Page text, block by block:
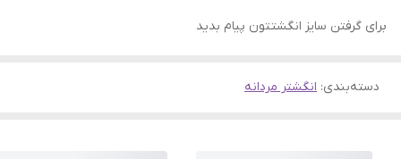
برای گرفتن سایز انگشتتون پیام بدید
دسته‌بندی: انگشتر مردانه